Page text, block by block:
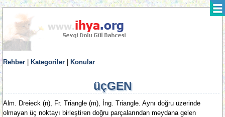
Rehber Kategoriler Konular
üçGEN
Alm. Dreieck (n), Fr. Triangle (m), İng. Triangle. Aynı doğru üzerinde
olmayan üç noktayı birleştiren doğru parçalarından meydana gelen